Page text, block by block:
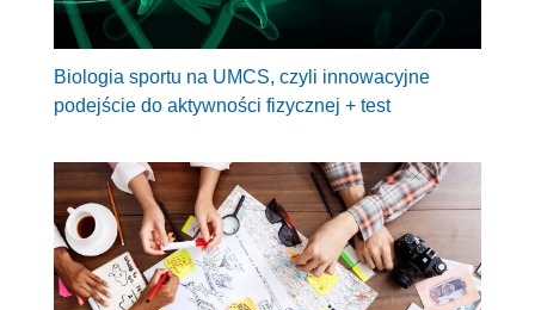
Biologia sportu na UMCS, czyli innowacyjne
podejście do aktywności fizycznej + test